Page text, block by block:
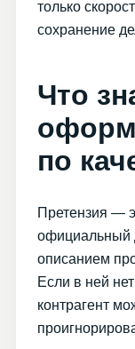
только
сохранение
Что
по
Претензия —
официальный
описанием
Если в ней
контрагент